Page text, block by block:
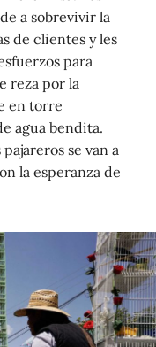
a sobrevivir la
de clientes y les
para
reza por la
en torre
agua bendita.
se van a
la esperanza de